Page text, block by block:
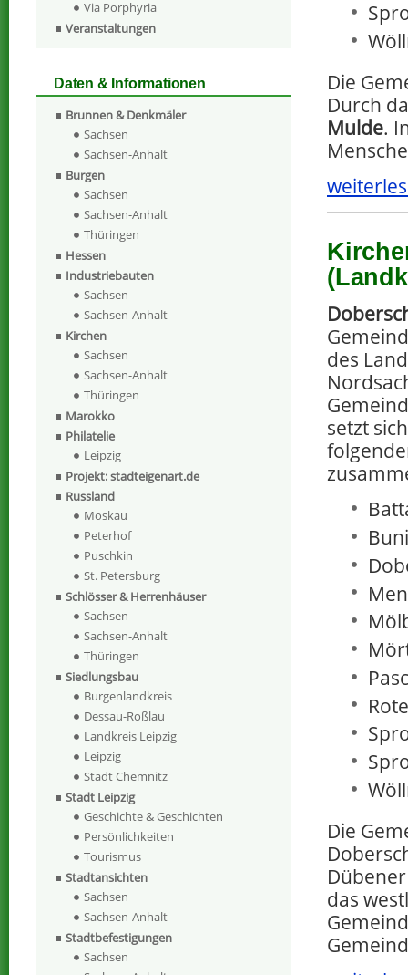
Die
Durch
Mulde.
des
setzt
Die
das
Via Porphyria
Veranstaltungen
Daten & Informationen
Brunnen & Denkmäler
Sachsen
Sachsen-Anhalt
Burgen
Sachsen
Sachsen-Anhalt
Thüringen
Hessen
Industriebauten
Sachsen
Sachsen-Anhalt
Kirchen
Sachsen
Sachsen-Anhalt
Thüringen
Marokko
Philatelie
Leipzig
Projekt: stadteigenart.de
Russland
Moskau
Peterhof
Puschkin
St. Petersburg
Schlösser & Herrenhäuser
Sachsen
Sachsen-Anhalt
Thüringen
Siedlungsbau
Burgenlandkreis
Dessau-Roßlau
Landkreis Leipzig
Leipzig
Stadt Chemnitz
Stadt Leipzig
Geschichte & Geschichten
Persönlichkeiten
Tourismus
Stadtansichten
Sachsen
Sachsen-Anhalt
Stadtbefestigungen
Sachsen